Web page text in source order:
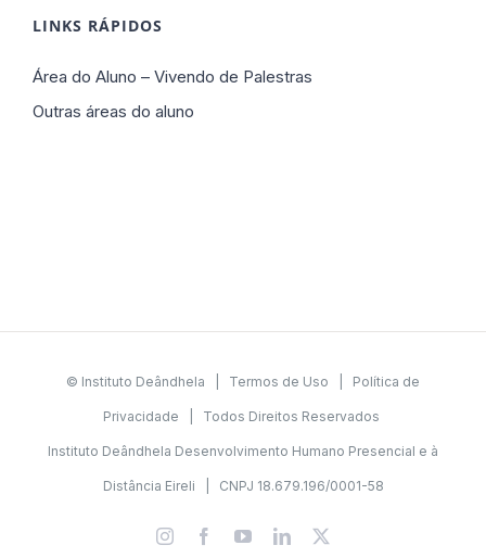
LINKS RÁPIDOS
Área do Aluno – Vivendo de Palestras
Outras áreas do aluno
© Instituto Deândhela | Termos de Uso Política de
Privacidade | Todos Direitos Reservados
Instituto Deândhela Desenvolvimento Humano Presencial e à
Distância Eireli | CNPJ 18.679.196/0001-58